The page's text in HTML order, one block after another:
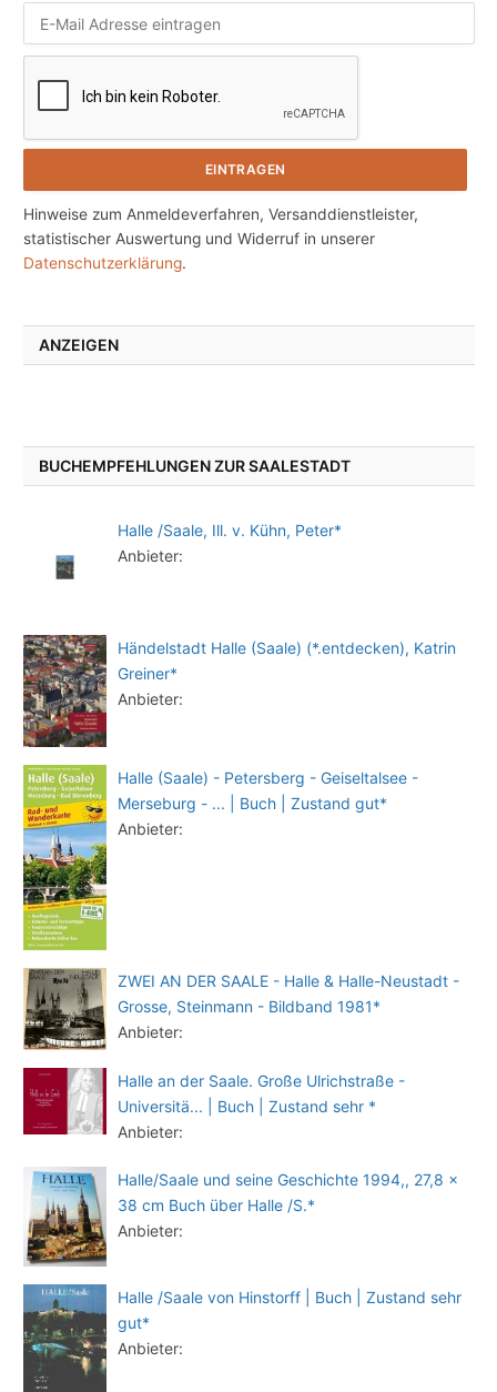
Hinweise zum Anmeldeverfahren, Versanddienstleister,
statistischer Auswertung und Widerruf in unserer
Datenschutzerklärung.
ANZEIGEN
BUCHEMPFEHLUNGEN ZUR SAALESTADT
Halle /Saale, Ill. v. Kühn, Peter*
Anbieter:
Händelstadt Halle (Saale) (*.entdecken), Katrin
Greiner*
Anbieter:
Halle (Saale) - Petersberg - Geiseltalsee -
Merseburg - ... | Buch | Zustand gut*
Anbieter:
ZWEI AN DER SAALE - Halle & Halle-Neustadt -
Grosse, Steinmann - Bildband 1981*
Anbieter:
Halle an der Saale. Große Ulrichstraße -
Universitä... | Buch | Zustand sehr *
Anbieter:
Halle/Saale und seine Geschichte 1994,, 27,8 x
38 cm Buch über Halle /S.*
Anbieter:
Halle /Saale von Hinstorff | Buch | Zustand sehr
gut*
Anbieter: